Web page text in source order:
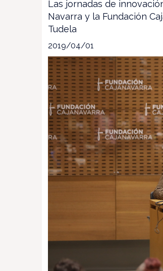
Las jornadas de
Navarra y la Fundación
Tudela
2019/04/01